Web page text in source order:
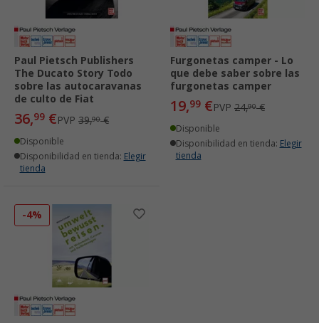
Paul Pietsch Publishers
The Ducato Story Todo
sobre las autocaravanas
de culto de Fiat
36,99 €PVP 39,90€
Disponible
Disponibilidad en tienda: Elegir
tienda
Furgonetas camper - Lo
que debe saber sobre las
furgonetas camper
19,99 €PVP 24,90€
Disponible
Disponibilidad en tienda: Elegir
tienda
-4%